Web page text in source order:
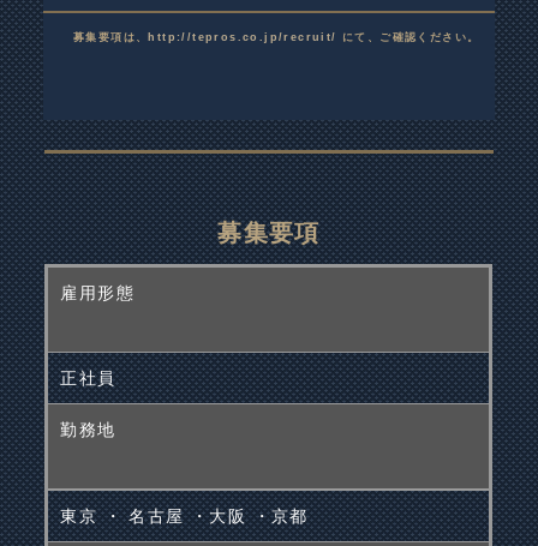
募集要項は、 http://tepros.co.jp/recruit/ にて、 ご確認ください。
募集要項
雇用形態
正社員
勤務地
東京 ・ 名古屋 ・大阪 ・京都